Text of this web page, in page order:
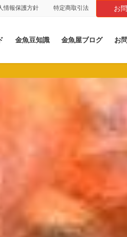
情報保護方針 特定商取引法 お
金魚豆知識 金魚屋ブログ お